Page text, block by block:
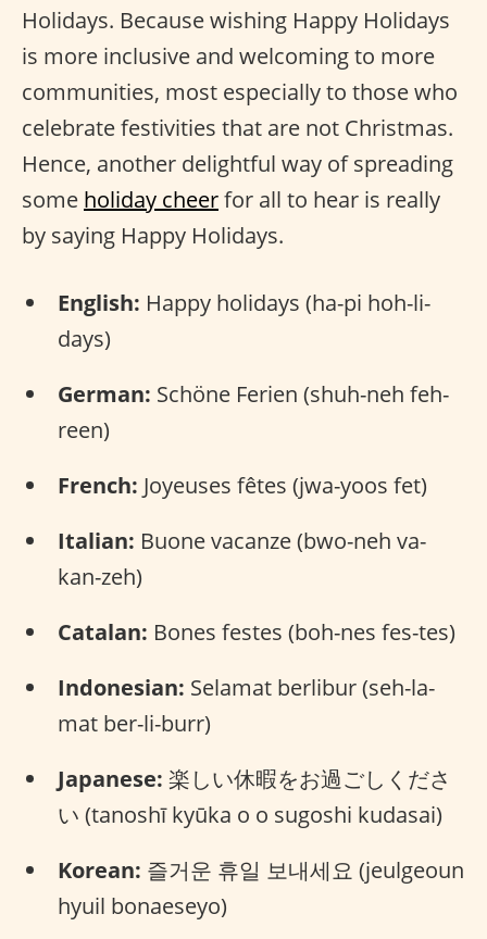
Holidays. Because wishing Happy Holidays
is more inclusive and welcoming to more
communities, most especially to those who
celebrate festivities that are not Christmas.
Hence, another delightful way of spreading
some holiday cheerfor all to hear is really
by saying Happy Holidays.
English: Happy holidays (ha-pi hoh-li-
days)
German: Schöne Ferien (shuh-neh feh-
reen)
French: Joyeuses fêtes (jwa-yoos fet)
Italian: Buone vacanze (bwo-neh va-
kan-zeh)
Catalan: Bones festes (boh-nes fes-tes)
Indonesian: Selamat berlibur (seh-la-
mat ber-li-burr)
Japanese: 楽しい休暇をお過ごしくださ
い (tanoshī kyūka o o sugoshi kudasai)
Korean: 즐거운 휴일 보내세요 (jeulgeoun
hyuil bonaeseyo)